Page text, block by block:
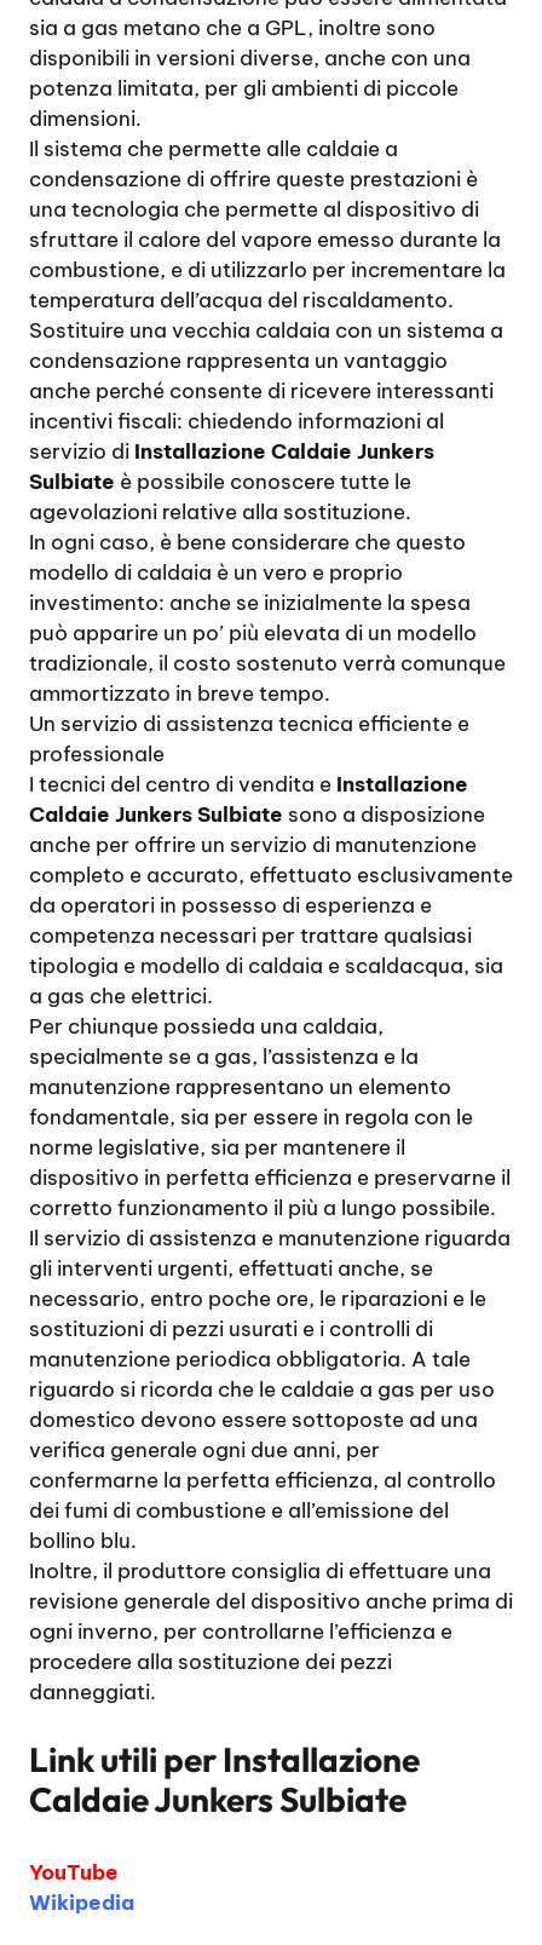
sia a gas metano che a GPL, inoltre sono
disponibili in versioni diverse, anche con una
potenza limitata, per gli ambienti di piccole
dimensioni.
Il sistema che permette alle caldaie a
condensazione di offrire queste prestazioni è
una tecnologia che permette al dispositivo di
sfruttare il calore del vapore emesso durante la
combustione, e di utilizzarlo per incrementare la
temperatura dell’acqua del riscaldamento.
Sostituire una vecchia caldaia con un sistema a
condensazione rappresenta un vantaggio
anche perché consente di ricevere interessanti
incentivi fiscali: chiedendo informazioni al
servizio di Installazione Caldaie Junkers
Sulbiate è possibile conoscere tutte le
agevolazioni relative alla sostituzione.
In ogni caso, è bene considerare che questo
modello di caldaia è un vero e proprio
investimento: anche se inizialmente la spesa
può apparire un po’ più elevata di un modello
tradizionale, il costo sostenuto verrà comunque
ammortizzato in breve tempo.
Un servizio di assistenza tecnica efficiente e
professionale
I tecnici del centro di vendita e Installazione
Caldaie Junkers Sulbiate sono a disposizione
anche per offrire un servizio di manutenzione
completo e accurato, effettuato esclusivamente
da operatori in possesso di esperienza e
competenza necessari per trattare qualsiasi
tipologia e modello di caldaia e scaldacqua, sia
a gas che elettrici.
Per chiunque possieda una caldaia,
specialmente se a gas, l’assistenza e la
manutenzione rappresentano un elemento
fondamentale, sia per essere in regola con le
norme legislative, sia per mantenere il
dispositivo in perfetta efficienza e preservarne il
corretto funzionamento il più a lungo possibile.
Il servizio di assistenza e manutenzione riguarda
gli interventi urgenti, effettuati anche, se
necessario, entro poche ore, le riparazioni e le
sostituzioni di pezzi usurati e i controlli di
manutenzione periodica obbligatoria. A tale
riguardo si ricorda che le caldaie a gas per uso
domestico devono essere sottoposte ad una
verifica generale ogni due anni, per
confermarne la perfetta efficienza, al controllo
dei fumi di combustione e all’emissione del
bollino blu.
Inoltre, il produttore consiglia di effettuare una
revisione generale del dispositivo anche prima di
ogni inverno, per controllarne l’efficienza e
procedere alla sostituzione dei pezzi
danneggiati.
Link utili perInstallazione
Caldaie Junkers Sulbiate
YouTube
Wikipedia